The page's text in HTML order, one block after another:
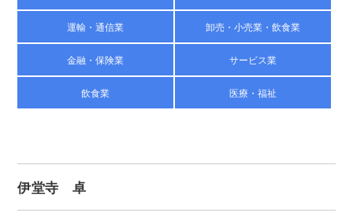
運輸・通信業 卸売・小売業・飲食業
金融・保険業 サービス業
飲食業 医療・福祉
伊堂寺 卓